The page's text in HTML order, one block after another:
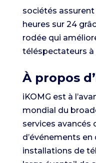
sociétés
heures sur 24
rodée qui
téléspectateurs à
À propos
iKOMG est à
mondial du
services
d’événements
installations de